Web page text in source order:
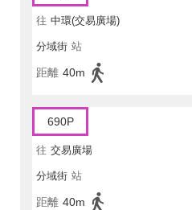
往 中環(交易廣場)
分域街 站
距離 40m
690P
往 交易廣場
分域街 站
距離 40m